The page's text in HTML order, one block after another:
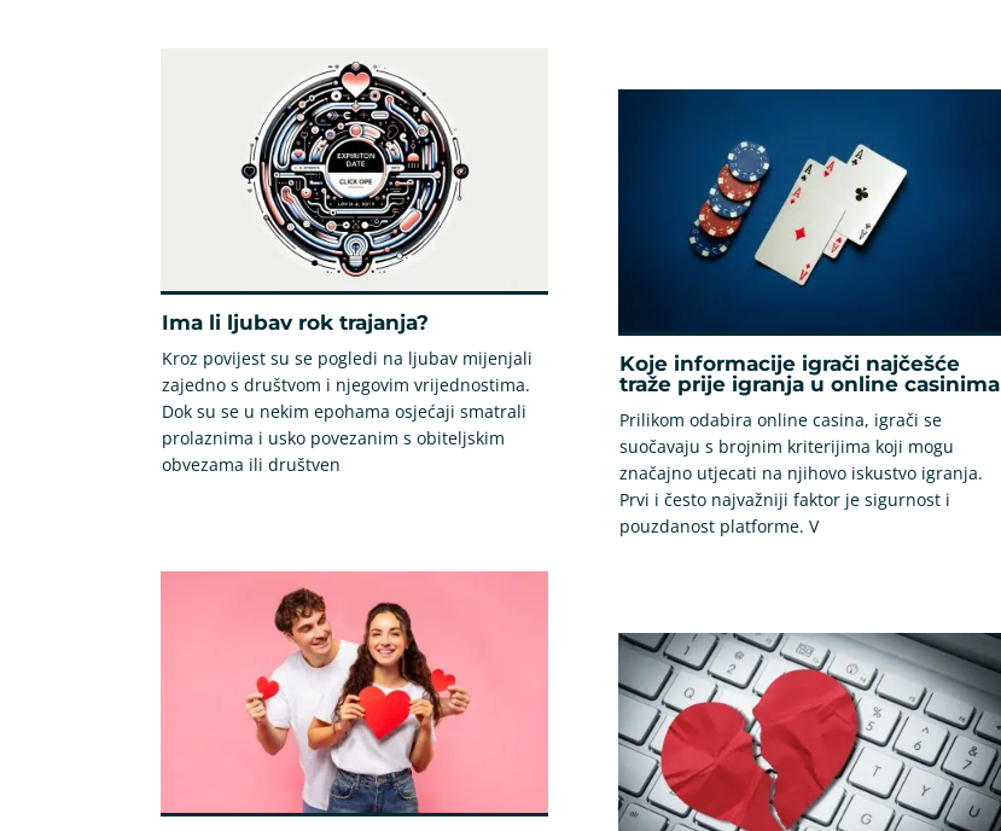
Ima li ljubav rok trajanja?
Kroz povijest su se pogledi na ljubav mijenjali
zajedno s društvom i njegovim vrijednostima.
Dok su se u nekim epohama osjećaji smatrali
prolaznima i usko povezanim s obiteljskim
obvezama ili društven
Koje informacije igrači najčešće
traže prije igranja u online casinima
Prilikom odabira online casina, igrači se
suočavaju s brojnim kriterijima koji mogu
značajno utjecati na njihovo iskustvo igranja.
Prvi i često najvažniji faktor je sigurnost i
pouzdanost platforme. V